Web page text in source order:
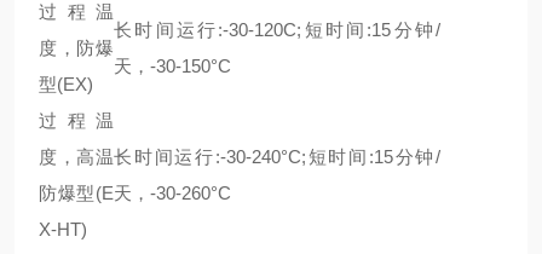
过程温
度，防爆
型(EX)
长时间运行:-30-120C;短时间:15分钟/
天，-30-150°C
过程温
度，高温
防爆型(E
X-HT)
长时间运行:-30-240°C;短时间:15分钟/
天，-30-260°C